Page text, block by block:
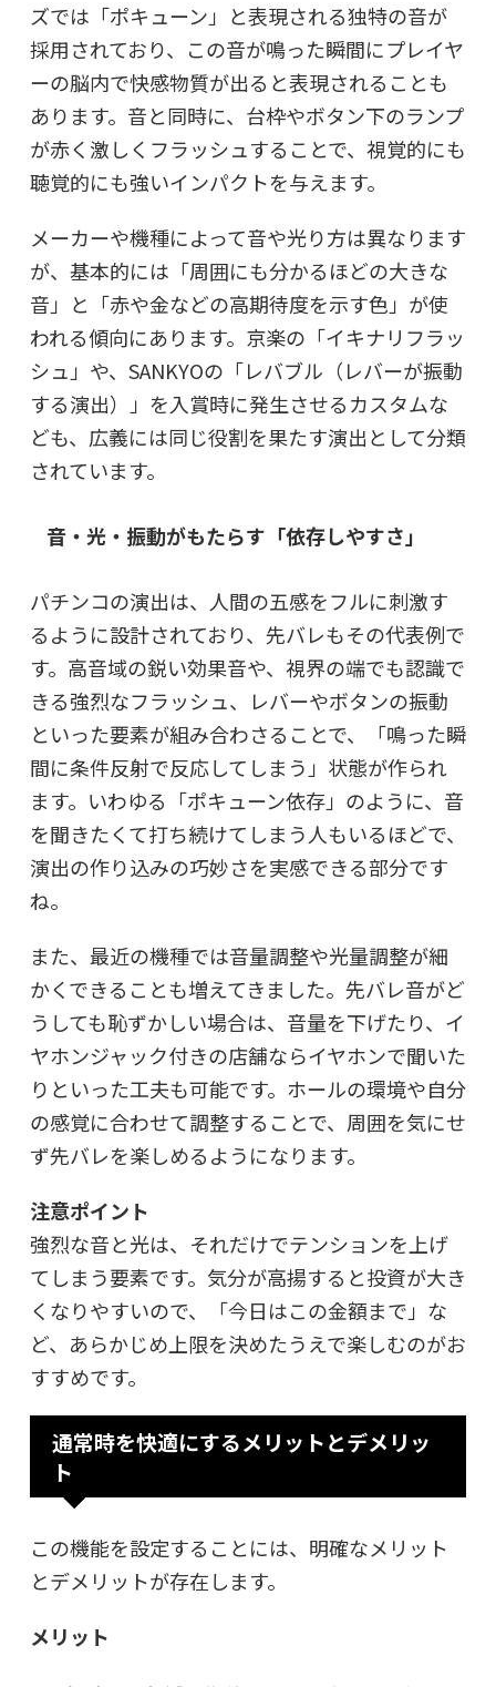
ズでは「ポキューン」と表現される独特の音が
採用されており、この音が鳴った瞬間にプレイヤ
ーの脳内で快感物質が出ると表現されることも
あります。音と同時に、台枠やボタン下のランプ
が赤く激しくフラッシュすることで、視覚的にも
聴覚的にも強いインパクトを与えます。
メーカーや機種によって音や光り方は異なります
が、基本的には「周囲にも分かるほどの大きな
音」と「赤や金などの高期待度を示す色」が使
われる傾向にあります。京楽の「イキナリフラッ
シュ」や、SANKYOの「レバブル（レバーが振動
する演出）」を入賞時に発生させるカスタムな
ども、広義には同じ役割を果たす演出として分類
されています。
音・光・振動がもたらす「依存しやすさ」
パチンコの演出は、人間の五感をフルに刺激す
るように設計されており、先バレもその代表例で
す。高音域の鋭い効果音や、視界の端でも認識で
きる強烈なフラッシュ、レバーやボタンの振動
といった要素が組み合わさることで、「鳴った瞬
間に条件反射で反応してしまう」状態が作られ
ます。いわゆる「ポキューン依存」のように、音
を聞きたくて打ち続けてしまう人もいるほどで、
演出の作り込みの巧妙さを実感できる部分です
ね。
また、最近の機種では音量調整や光量調整が細
かくできることも増えてきました。先バレ音がど
うしても恥ずかしい場合は、音量を下げたり、イ
ヤホンジャック付きの店舗ならイヤホンで聞いた
りといった工夫も可能です。ホールの環境や自分
の感覚に合わせて調整することで、周囲を気にせ
ず先バレを楽しめるようになります。
注意ポイント
強烈な音と光は、それだけでテンションを上げ
てしまう要素です。気分が高揚すると投資が大き
くなりやすいので、「今日はこの金額まで」な
ど、あらかじめ上限を決めたうえで楽しむのがお
すすめです。
通常時を快適にするメリットとデメリッ
ト
この機能を設定することには、明確なメリット
とデメリットが存在します。
メリット